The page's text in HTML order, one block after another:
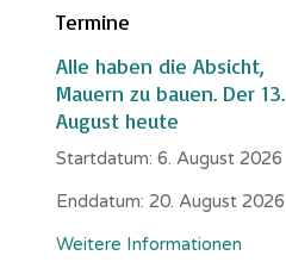
Termine
Alle haben die Absicht,
Mauern zu bauen. Der 13.
August heute
Startdatum:6. August 2026
Enddatum: 20. August 2026
Weitere Informationen